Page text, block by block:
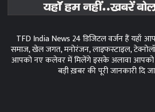
TFD India News 24 डिजिटल वर्जन हैं यहाँ
समाज, खेल जगत, मनोरंजन, लाइफस्टाइल,
आपको नए कलेवर में मिलेंगे इसके अलावा आपको
बड़ी ख़बर की पूरी जानकारी दि